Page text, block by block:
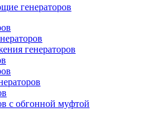
генераторов
генераторов
с обгонной муфтой